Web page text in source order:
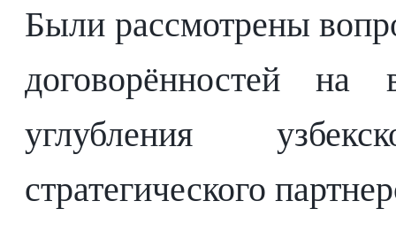
Были рассмотрены
договорённостей
углубления
стратегического